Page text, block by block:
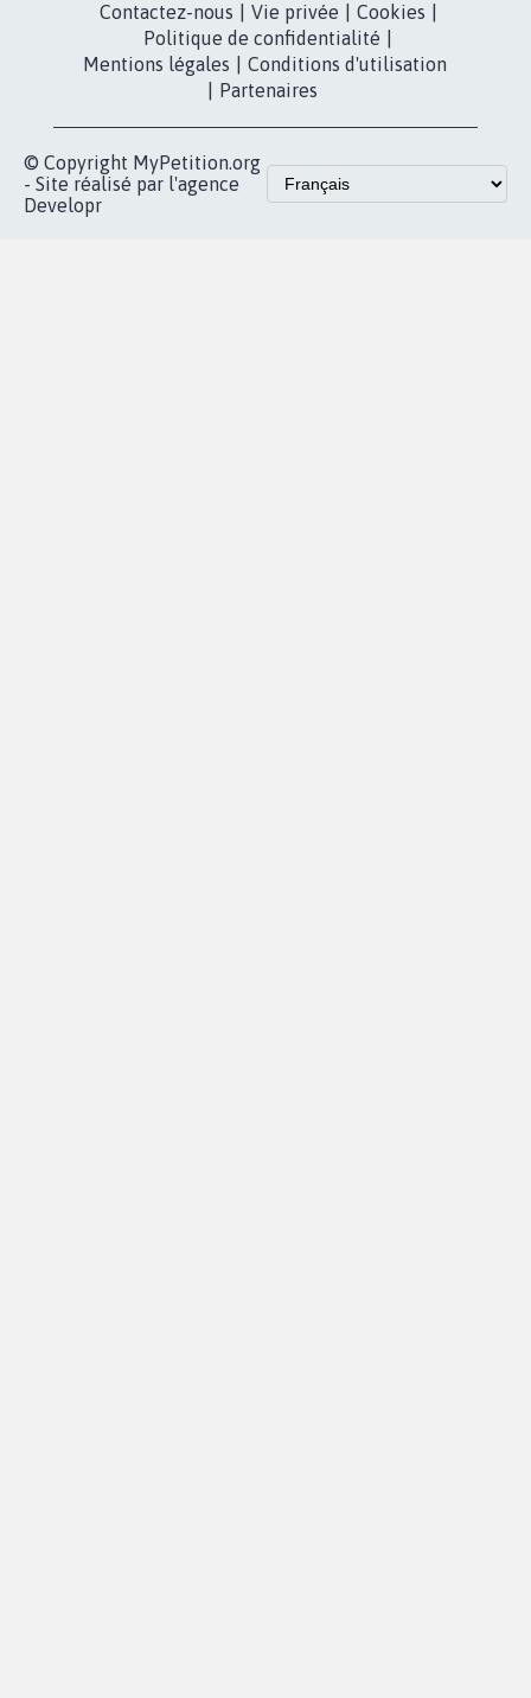
Contactez-nous
Vie privée Cookies
Politique de confidentialité
Mentions légales
Conditions d'utilisation
Partenaires
© Copyright MyPetition.org
- Site réalisé par l'agence
Developr